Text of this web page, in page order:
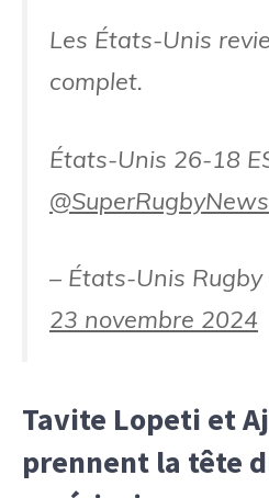
Les États-Unis
complet.
États-Unis 26-18
@SuperRugbyNews
– États-Unis Rugby
23 novembre 2024
Tavite Lopeti et
prennent la tête